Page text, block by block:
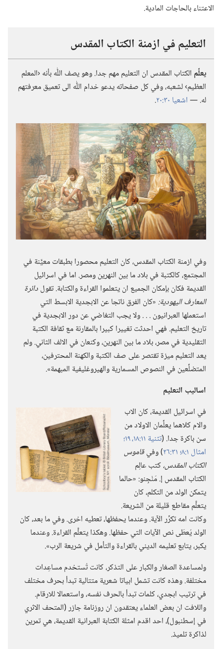
الاعتناء بالحاجات المادية.‏
التعليم في ازمنة الكتاب المقدس
يعلِّم الكتاب المقدس ان التعليم مهم جدا.‏ وهو يصف اللّٰه بأنه ‹المعلم
العظيم› لشعبه،‏ وفي كل صفحاته يدعو خدام اللّٰه الى تعميق معرفتهم
له.‏ —‏اشعيا ٣٠:‏٢٠ ‏.‏
وفي ازمنة الكتاب المقدس،‏ كان التعليم محصورا بطبقات معيَّنة في
المجتمع،‏ كالكتبة في بلاد ما بين النهرين ومصر.‏ اما في اسرائيل
القديمة فكان بإمكان الجميع ان يتعلموا القراءة والكتابة.‏ تقولدائرة
المعارف اليهودية:‏ «كان الفرق ناتجا عن الابجدية الابسط التي
استعملها العبرانيون .‏ .‏ .‏ ولا يجب التغاضي عن دور الابجدية في
تاريخ التعليم.‏ فهي احدثت تغييرا كبيرا بالمقارنة مع ثقافة الكتبة
التقليدية في مصر،‏ بلاد ما بين النهرين،‏ وكنعان في الالف الثاني.‏ ولم
يعد التعليم ميزة تقتصر على صف الكتبة والكهنة المحترفين،‏
المتضلِّعين في النصوص المسمارية والهيروغليفية المبهمة».‏
اساليب التعليم
في اسرائيل القديمة،‏ كان الاب
والام كلاهما يعلِّمان الاولاد من
سن باكرة جدا.‏ (‏تثنية ١١:‏١٨،‏ ١٩؛‏
امثال ١:‏٨؛‏
‏)‏ وفيقاموس
الكتاب المقدس،‏كتب عالِم
الكتاب المقدس إ.‏ مَنْجِنو:‏ «حالما
يتمكن الولد من التكلم،‏ كان
يتعلَّم مقاطع قليلة من الشريعة.‏
وكانت امه تكرِّر الآية.‏ وعندما يحفظها،‏ تعطيه اخرى.‏ وفي ما بعد،‏ كان
الولد يُعطَى نص الآيات التي حفظها.‏ وهكذا يتعلَّم القراءة.‏ وعندما
يكبر،‏ يتابع تعليمه الديني بالقراءة والتأمل في شريعة الرب».‏
ولمساعدة الصغار والكبار على التذكر،‏ كانت تُستخدم مساعِدات
مختلفة.‏ وهذه كانت تشمل ابياتا شعرية متتالية تبدأ بحرف مختلف
في ترتيب ابجدي،‏ كلمات تبدأ بالحرف نفسه،‏ واستعمالا للارقام.‏
واللافت ان بعض العلماء يعتقدون ان روزنامة جازر (‏المتحف الاثري
في إسطنبول)‏،‏ احد اقدم امثلة الكتابة العبرانية القديمة،‏ هي تمرين
لذاكرة تلميذ.‏